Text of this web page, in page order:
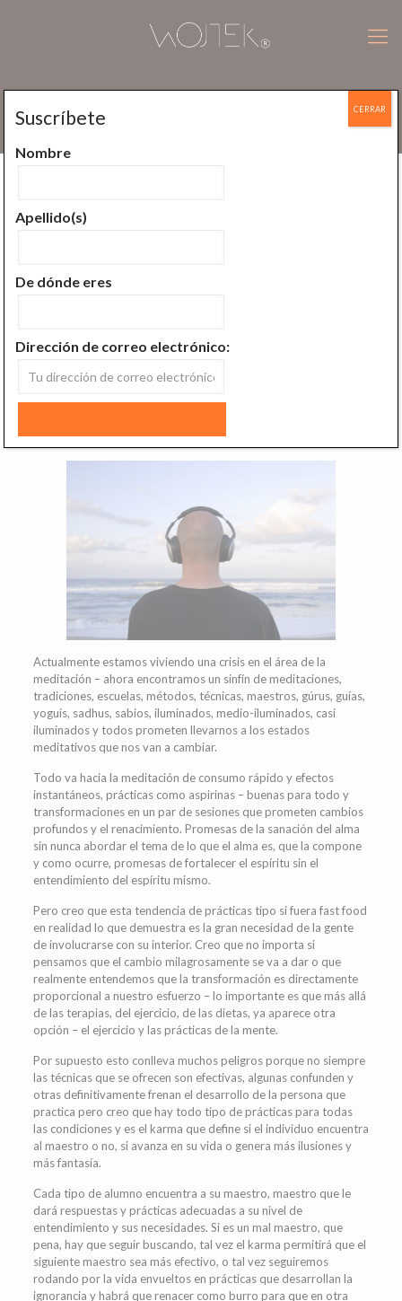
Actualmente estamos viviendo una crisis en el área de la
meditación – ahora encontramos un sinfín de meditaciones,
tradiciones, escuelas, métodos, técnicas, maestros, gúrus, guías,
yoguis, sadhus, sabios, iluminados, medio-iluminados, casi
iluminados y todos prometen llevarnos a los estados
meditativos que nos van a cambiar.
Todo va hacia la meditación de consumo rápido y efectos
instantáneos, prácticas como aspirinas – buenas para todo y
transformaciones en un par de sesiones que prometen cambios
profundos y el renacimiento. Promesas de la sanación del alma
sin nunca abordar el tema de lo que el alma es, que la compone
y como ocurre, promesas de fortalecer el espíritu sin el
entendimiento del espíritu mismo.
Pero creo que esta tendencia de prácticas tipo si fuera fast food
en realidad lo que demuestra es la gran necesidad de la gente
de involucrarse con su interior. Creo que no importa si
pensamos que el cambio milagrosamente se va a dar o que
realmente entendemos que la transformación es directamente
proporcional a nuestro esfuerzo – lo importante es que más allá
de las terapias, del ejercicio, de las dietas, ya aparece otra
opción – el ejercicio y las prácticas de la mente.
Por supuesto esto conlleva muchos peligros porque no siempre
las técnicas que se ofrecen son efectivas, algunas confunden y
otras definitivamente frenan el desarrollo de la persona que
practica pero creo que hay todo tipo de prácticas para todas
las condiciones y es el karma que define si el individuo encuentra
al maestro o no, si avanza en su vida o genera más ilusiones y
más fantasía.
Cada tipo de alumno encuentra a su maestro, maestro que le
dará respuestas y prácticas adecuadas a su nivel de
entendimiento y sus necesidades. Si es un mal maestro, que
pena, hay que seguir buscando, tal vez el karma permitirá que el
siguiente maestro sea más efectivo, o tal vez seguiremos
rodando por la vida envueltos en prácticas que desarrollan la
ignorancia y habrá que renacer como burro para que en otra
Suscríbete
Nombre
Apellido(s)
De dónde eres
Dirección de correo electrónico:
CERRAR